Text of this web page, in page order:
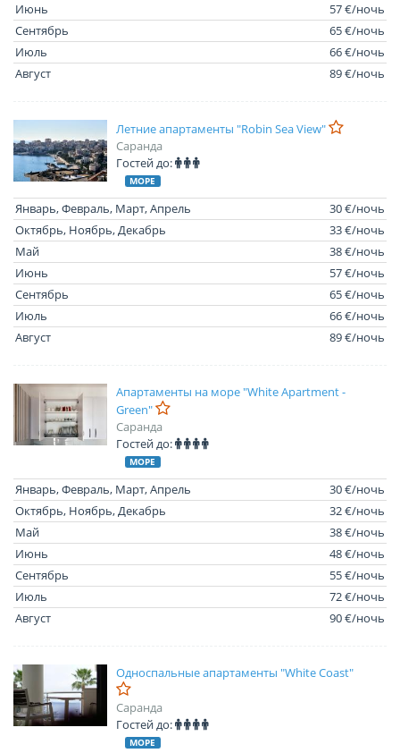
Июнь
57 €/ночь
Сентябрь
65 €/ночь
Июль
66 €/ночь
Август
89 €/ночь
Летние апартаменты "Robin Sea View"
Саранда
Гостей до:
МОРЕ
Январь, Февраль, Март, Апрель
30 €/ночь
Октябрь, Ноябрь, Декабрь
33 €/ночь
Май
38 €/ночь
Июнь
57 €/ночь
Сентябрь
65 €/ночь
Июль
66 €/ночь
Август
89 €/ночь
Апартаменты на море "White Apartment -
Green"
Саранда
Гостей до:
МОРЕ
Январь, Февраль, Март, Апрель
30 €/ночь
Октябрь, Ноябрь, Декабрь
32 €/ночь
Май
38 €/ночь
Июнь
48 €/ночь
Сентябрь
55 €/ночь
Июль
72 €/ночь
Август
90 €/ночь
Односпальные апартаменты "White Coast"
Саранда
Гостей до:
МОРЕ